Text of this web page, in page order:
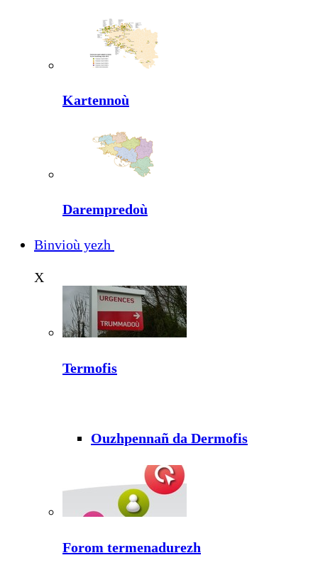
Kartennoù
Darempredoù
Binvioù yezh
X
Termofis
Ouzhpennañ da Dermofis
Forom termenadurezh